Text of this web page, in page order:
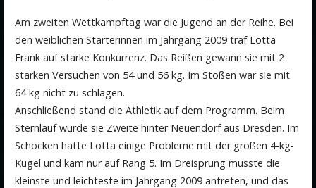
Am zweiten Wettkampftag war die Jugend an der Reihe. Bei
den weiblichen Starterinnen im Jahrgang 2009 traf Lotta
Frank auf starke Konkurrenz. Das Reißen gewann sie mit 2
starken Versuchen von 54 und 56 kg. Im Stoßen war sie mit
64 kg nicht zu schlagen.
Anschließend stand die Athletik auf dem Programm. Beim
Sternlauf wurde sie Zweite hinter Neuendorf aus Dresden. Im
Schocken hatte Lotta einige Probleme mit der großen 4-kg-
Kugel und kam nur auf Rang 5. Im Dreisprung musste die
kleinste und leichteste im Jahrgang 2009 antreten, und das